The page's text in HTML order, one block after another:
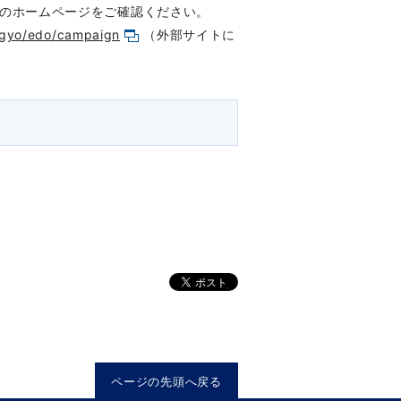
ホームページをご確認ください。
edo/campaign
（外部サイトに
ページの先頭へ戻る